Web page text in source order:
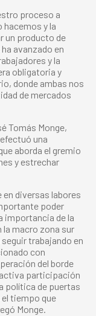
proceso a
hacemos y la
un producto de
avanzado en
y la
obligatoria y
donde ambas nos
de mercados
Tomás Monge,
una
aborda el gremio
y estrechar
en diversas labores
poder
importancia de la
la macro zona sur
trabajando en
con
del borde
participación
política de puertas
tiempo que
Monge.